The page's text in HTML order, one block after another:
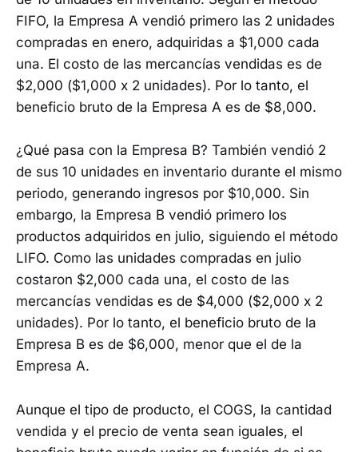
FIFO, la Empresa A vendió primero las 2 unidades
compradas en enero, adquiridas a $1,000 cada
una. El costo de las mercancías vendidas es de
$2,000 ($1,000 x 2 unidades). Por lo tanto, el
beneficio bruto de la Empresa A es de $8,000.
¿Qué pasa con la Empresa B? También vendió 2
de sus 10 unidades en inventario durante el mismo
periodo, generando ingresos por $10,000. Sin
embargo, la Empresa B vendió primero los
productos adquiridos en julio, siguiendo el método
LIFO. Como las unidades compradas en julio
costaron $2,000 cada una, el costo de las
mercancías vendidas es de $4,000 ($2,000 x 2
unidades). Por lo tanto, el beneficio bruto de la
Empresa B es de $6,000, menor que el de la
Empresa A.
Aunque el tipo de producto, el COGS, la cantidad
vendida y el precio de venta sean iguales, el